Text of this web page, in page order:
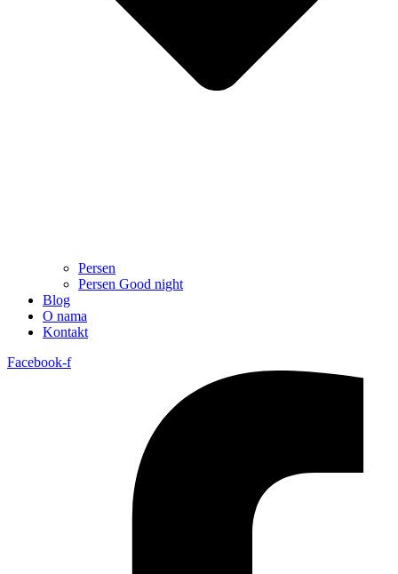
Persen
Persen Good night
Blog
O nama
Kontakt
Facebook-f